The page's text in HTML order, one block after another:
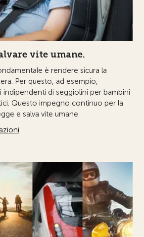
vite umane.
è rendere sicura la
Per questo, ad esempio,
di seggiolini per bambini
Questo impegno continuo per la
e salva vite umane.